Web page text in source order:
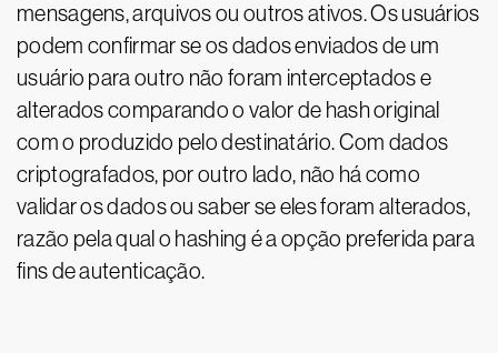
mensagens, arquivos ou outros ativos. Os usuários
podem confirmar se os dados enviados de um
usuário para outro não foram interceptados e
alterados comparando o valor de hash original
com o produzido pelo destinatário. Com dados
criptografados, por outro lado, não há como
validar os dados ou saber se eles foram alterados,
razão pela qual o hashing é a opção preferida para
fins de autenticação.